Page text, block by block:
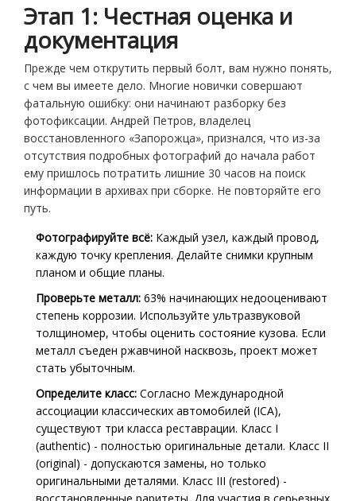
Этап 1: Честная оценка и
документация
Прежде чем открутить первый болт, вам нужно понять,
с чем вы имеете дело. Многие новички совершают
фатальную ошибку: они начинают разборку без
фотофиксации. Андрей Петров, владелец
восстановленного «Запорожца», признался, что из-за
отсутствия подробных фотографий до начала работ
ему пришлось потратить лишние 30 часов на поиск
информации в архивах при сборке. Не повторяйте его
путь.
Фотографируйте всё: Каждый узел, каждый провод,
каждую точку крепления. Делайте снимки крупным
планом и общие планы.
Проверьте металл: 63% начинающих недооценивают
степень коррозии. Используйте ультразвуковой
толщиномер, чтобы оценить состояние кузова. Если
металл съеден ржавчиной насквозь, проект может
стать убыточным.
Определите класс: Согласно Международной
ассоциации классических автомобилей (ICA),
существуют три класса реставрации. Класс I
(authentic) - полностью оригинальные детали. Класс II
(original) - допускаются замены, но только
оригинальными деталями. Класс III (restored) -